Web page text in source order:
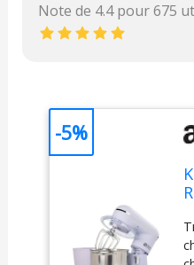
Note de 4.4 pour 675
-5%